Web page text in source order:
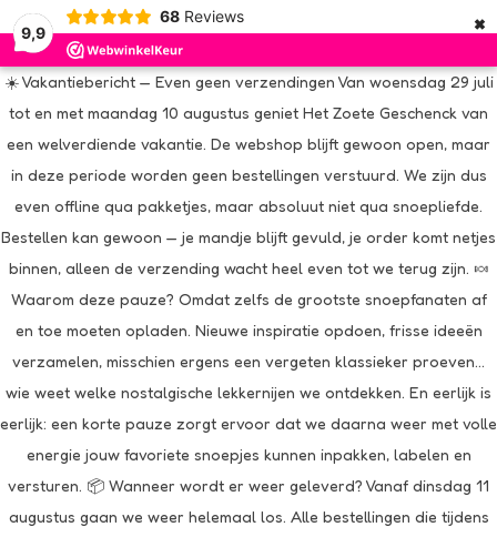
9,9
68 Reviews ×
☀️ Vakantiebericht — Even geen verzendingen Van woensdag 29 juli
tot en met maandag 10 augustus geniet Het Zoete Geschenck van
een welverdiende vakantie. De webshop blijft gewoon open, maar
in deze periode worden geen bestellingen verstuurd. We zijn dus
even offline qua pakketjes, maar absoluut niet qua snoepliefde.
Bestellen kan gewoon — je mandje blijft gevuld, je order komt netjes
binnen, alleen de verzending wacht heel even tot we terug zijn. 🍬
Waarom deze pauze? Omdat zelfs de grootste snoepfanaten af
en toe moeten opladen. Nieuwe inspiratie opdoen, frisse ideeën
verzamelen, misschien ergens een vergeten klassieker proeven…
wie weet welke nostalgische lekkernijen we ontdekken. En eerlijk is
eerlijk: een korte pauze zorgt ervoor dat we daarna weer met volle
energie jouw favoriete snoepjes kunnen inpakken, labelen en
versturen. 📦 Wanneer wordt er weer geleverd? Vanaf dinsdag 11
augustus gaan we weer helemaal los. Alle bestellingen die tijdens